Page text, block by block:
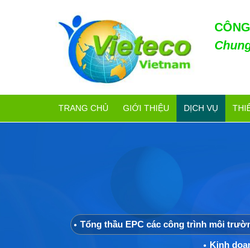
TRANG CHỦ GIỚI THIỆU DỊCH VỤ
Tổng thầu EPC các công trình môi
Kinh